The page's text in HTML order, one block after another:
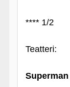
**** 1/2
Teatteri: